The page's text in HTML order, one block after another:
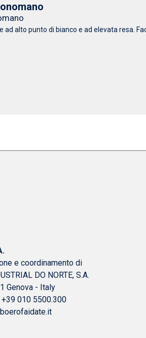
ad alto punto di bianco e ad elevata resa.
e coordinamento di
DO NORTE, S.A.
Genova - Italy
010 5500.300